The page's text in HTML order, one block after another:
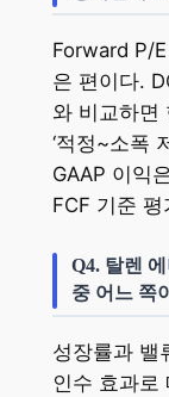
Forward P/
은 편이다.
와 비교하면
‘적정~소폭
GAAP 이익
FCF 기준
Q4. 탈렌
중 어느 쪽
성장률과 밸
인수 효과로